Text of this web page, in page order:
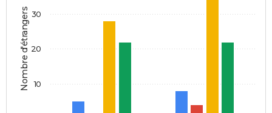
Nombre d'étrangers 10
20
30